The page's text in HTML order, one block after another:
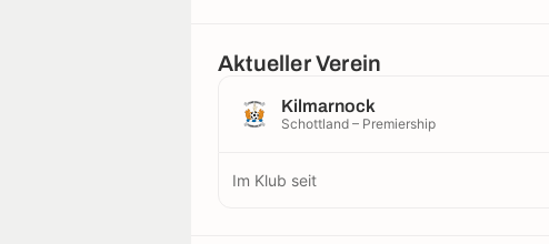
Aktueller Verein
Kilmarnock
Schottland – Premiership
Im Klub seit